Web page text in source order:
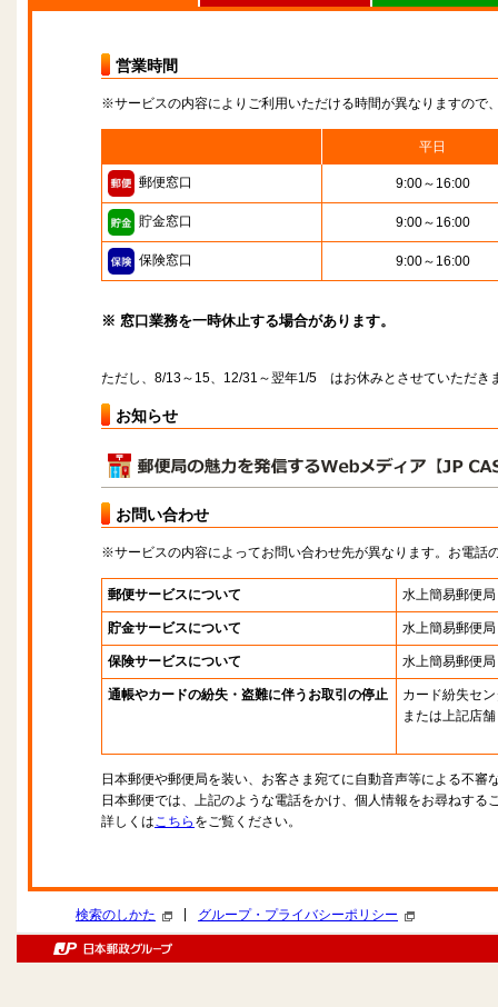
営業時間
※サービスの内容によりご利用いただける時間が異なりますので
平日
郵便窓口 9:00～16:00
貯金窓口 9:00～16:00
保険窓口 9:00～16:00
※ 窓口業務を一時休止する場合があります。
ただし、8/13～15、12/31～翌年1/5 はお休みとさせていただき
お知らせ
お問い合わせ
※サービスの内容によってお問い合わせ先が異なります。お電話
郵便サービスについて 水上簡易郵便局
貯金サービスについて 水上簡易郵便局
保険サービスについて 水上簡易郵便局
通帳やカードの紛失・盗難に伴うお取引の停止
カード紛失セ
または上記店舗
日本郵便や郵便局を装い、お客さま宛てに自動音声等による不審
日本郵便では、上記のような電話をかけ、個人情報をお尋ねする
詳しくはこちら をご覧ください。
検索のしかた グループ・プライバシーポリシー